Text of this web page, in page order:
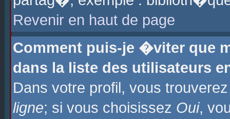
Revenir en haut de page
Comment puis-je �viter que
dans la liste des utilisateurs
Dans votre profil, vous
ligne; si vous choisissez Oui,